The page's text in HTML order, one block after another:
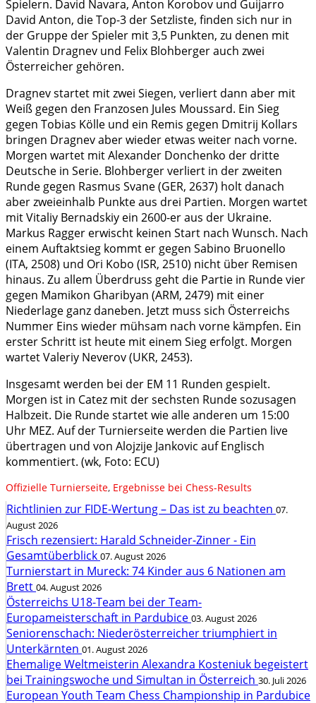
Spielern. David Navara, Anton Korobov und Guijarro
David Anton, die Top-3 der Setzliste, finden sich nur in
der Gruppe der Spieler mit 3,5 Punkten, zu denen mit
Valentin Dragnev und Felix Blohberger auch zwei
Österreicher gehören.
Dragnev startet mit zwei Siegen, verliert dann aber mit
Weiß gegen den Franzosen Jules Moussard. Ein Sieg
gegen Tobias Kölle und ein Remis gegen Dmitrij Kollars
bringen Dragnev aber wieder etwas weiter nach vorne.
Morgen wartet mit Alexander Donchenko der dritte
Deutsche in Serie. Blohberger verliert in der zweiten
Runde gegen Rasmus Svane (GER, 2637) holt danach
aber zweieinhalb Punkte aus drei Partien. Morgen wartet
mit Vitaliy Bernadskiy ein 2600-er aus der Ukraine.
Markus Ragger erwischt keinen Start nach Wunsch. Nach
einem Auftaktsieg kommt er gegen Sabino Bruonello
(ITA, 2508) und Ori Kobo (ISR, 2510) nicht über Remisen
hinaus. Zu allem Überdruss geht die Partie in Runde vier
gegen Mamikon Gharibyan (ARM, 2479) mit einer
Niederlage ganz daneben. Jetzt muss sich Österreichs
Nummer Eins wieder mühsam nach vorne kämpfen. Ein
erster Schritt ist heute mit einem Sieg erfolgt. Morgen
wartet Valeriy Neverov (UKR, 2453).
Insgesamt werden bei der EM 11 Runden gespielt.
Morgen ist in Catez mit der sechsten Runde sozusagen
Halbzeit. Die Runde startet wie alle anderen um 15:00
Uhr MEZ. Auf der Turnierseite werden die Partien live
übertragen und von Alojzije Jankovic auf Englisch
kommentiert. (wk, Foto: ECU)
Offizielle Turnierseite, Ergebnisse bei Chess-Results
Richtlinien zur FIDE-Wertung – Das ist zu beachten 07.
August 2026
Frisch rezensiert: Harald Schneider-Zinner - Ein
Gesamtüberblick 07. August 2026
Turnierstart in Mureck: 74 Kinder aus 6 Nationen am
Brett 04. August 2026
Österreichs U18-Team bei der Team-
Europameisterschaft in Pardubice 03. August 2026
Seniorenschach: Niederösterreicher triumphiert in
Unterkärnten 01. August 2026
Ehemalige Weltmeisterin Alexandra Kosteniuk begeistert
bei Trainingswoche und Simultan in Österreich 30. Juli 2026
European Youth Team Chess Championship in Pardubice